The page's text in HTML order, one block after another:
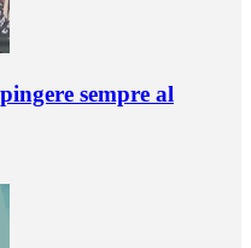
sempre al